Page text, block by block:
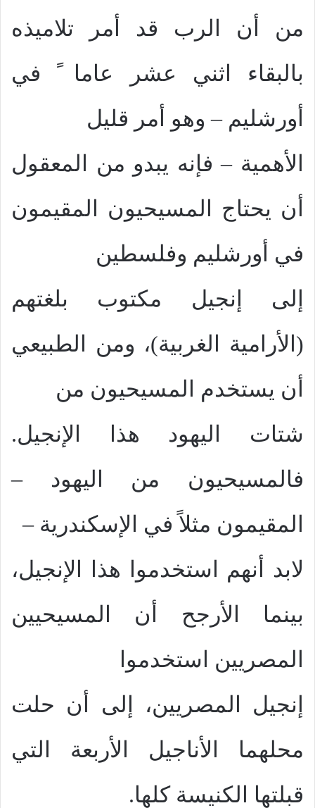
من أن الرب قد أمر تلاميذه
بالبقاء اثني عشر عاما ً في
أورشليم – وهو أمر قليل
الأهمية – فإنه يبدو من المعقول
أن يحتاج المسيحيون المقيمون
في أورشليم وفلسطين
إلى إنجيل مكتوب بلغتهم
(الأرامية الغربية)، ومن الطبيعي
أن يستخدم المسيحيون من
شتات اليهود هذا الإنجيل.
فالمسيحيون من اليهود –
المقيمون مثلاً في الإسكندرية –
لابد أنهم استخدموا هذا الإنجيل،
بينما الأرجح أن المسيحيين
المصريين استخدموا
إنجيل المصريين، إلى أن حلت
محلهما الأناجيل الأربعة التي
قبلتها الكنيسة كلها.